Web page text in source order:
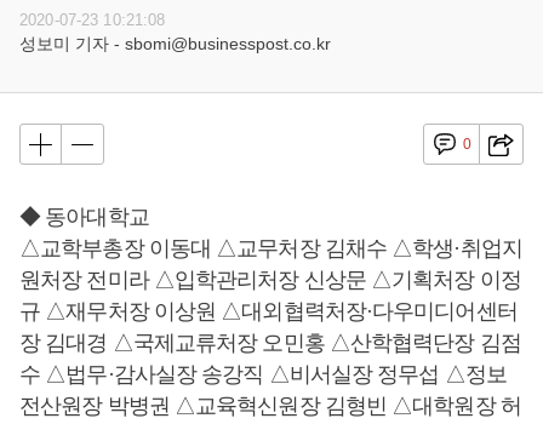
2020-07-23 10:21:08
성보미 기자 - sbomi@businesspost.co.kr
0
◆ 동아대학교
△교학부총장 이동대 △교무처장 김채수 △학생·취업지
원처장 전미라 △입학관리처장 신상문 △기획처장 이정
규 △재무처장 이상원 △대외협력처장·다우미디어센터
장 김대경 △국제교류처장 오민홍 △산학협력단장 김점
수 △법무·감사실장 송강직 △비서실장 정무섭 △정보
전산원장 박병권 △교육혁신원장 김형빈 △대학원장 허